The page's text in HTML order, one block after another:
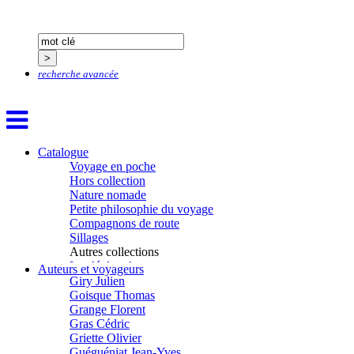
recherche avancée
Catalogue
Voyage en poche
Hors collection
Nature nomade
Petite philosophie du voyage
Compagnons de route
Sillages
Autres collections
La clé des champs
Chemins d’étoiles
Visions
Auteurs et voyageurs
Fisset Christine
FitzGerald Edward
Fontaine Benoît
Foucard Marie
Gana Frédéric
Garcia Antoine
Garde François
Gaullier Tanneguy
Gauthier Yves
Gemme Pierre
Gendre Florence
Georis Stéphane
Gilbert Frédéric
Giry Julien
Goisque Thomas
Grange Florent
Gras Cédric
Griette Olivier